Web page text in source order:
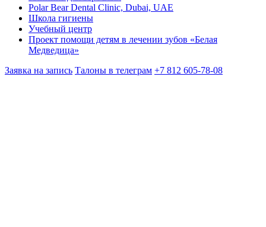
Polar Bear Dental Clinic, Dubai, UAE
Школа гигиены
Учебный центр
Проект помощи детям в лечении зубов «Белая
Медведица»
Заявка на запись Талоны в телеграм +7 812 605-78-08